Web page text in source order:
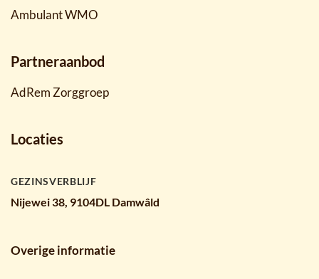
Ambulant WMO
Partneraanbod
AdRem Zorggroep
Locaties
GEZINSVERBLIJF
Nijewei 38, 9104DL Damwâld
Overige informatie